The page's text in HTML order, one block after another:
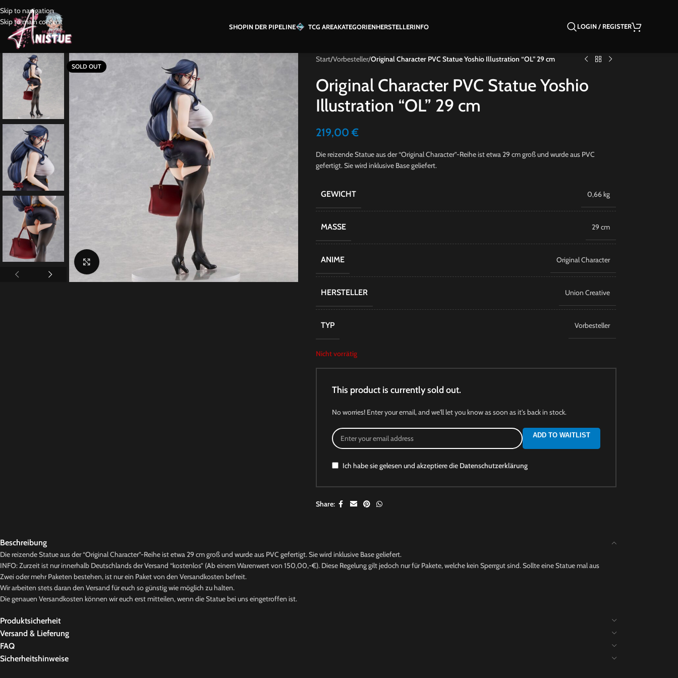
Skip to navigation
Skip to main content
SHOPIN DER PIPELINE TCG AREAKATEGORIENHERSTELLERINFO LOGIN / REGISTER
SOLD OUT
Start/Vorbesteller/Original Character PVC Statue Yoshio Illustration “OL” 29 cm
Original Character PVC Statue Yoshio
Illustration “OL” 29 cm
219,00€
Die reizende Statue aus der “Original Character”-Reihe ist etwa 29 cm groß und wurde aus PVC
gefertigt. Sie wird inklusive Base geliefert.
GEWICHT 0,66 kg
MASSE 29 cm
ANIME Original Character
HERSTELLER Union Creative
TYP Vorbesteller
Nicht vorrätig
This product is currently sold out.
No worries! Enter your email, and we'll let you know as soon as it's back in stock.
ADD TO WAITLIST
Ich habe sie gelesen und akzeptiere die Datenschutzerklärung
Share:
Beschreibung
Die reizende Statue aus der “Original Character”-Reihe ist etwa 29 cm groß und wurde aus PVC gefertigt. Sie wird inklusive Base geliefert.
INFO: Zurzeit ist nur innerhalb Deutschlands der Versand “kostenlos” (Ab einem Warenwert von 150,00,-€). Diese Regelung gilt jedoch nur für Pakete, welche kein Sperrgut sind. Sollte eine Statue mal aus
Zwei oder mehr Paketen bestehen, ist nur ein Paket von den Versandkosten befreit.
Wir arbeiten stets daran den Versand für euch so günstig wie möglich zu halten.
Die genauen Versandkosten können wir euch erst mitteilen, wenn die Statue bei uns eingetroffen ist.
Produktsicherheit
Versand & Lieferung
FAQ
Sicherheitshinweise